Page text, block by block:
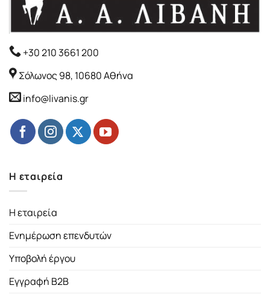
+30 210 3661 200
Σόλωνος 98, 10680 Αθήνα
info@livanis.gr
Η εταιρεία
Η εταιρεία
Ενημέρωση επενδυτών
Υποβολή έργου
Εγγραφή B2B